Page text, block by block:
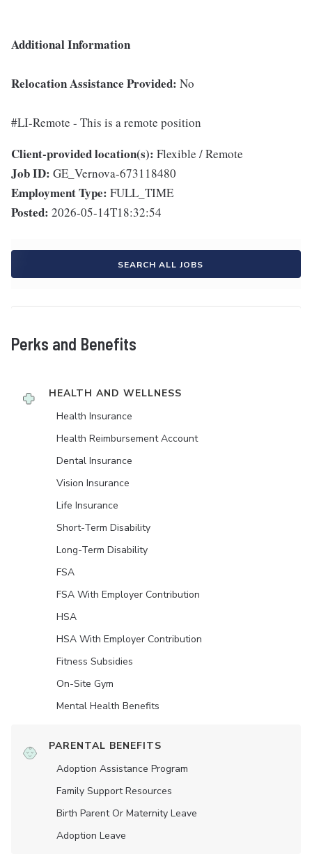
Additional Information
Relocation Assistance Provided: No
#LI-Remote - This is a remote position
Client-provided location(s): Flexible / Remote
Job ID: GE_Vernova-673118480
Employment Type: FULL_TIME
Posted: 2026-05-14T18:32:54
SEARCH ALL JOBS
Perks and Benefits
HEALTH AND WELLNESS
Health Insurance
Health Reimbursement Account
Dental Insurance
Vision Insurance
Life Insurance
Short-Term Disability
Long-Term Disability
FSA
FSA With Employer Contribution
HSA
HSA With Employer Contribution
Fitness Subsidies
On-Site Gym
Mental Health Benefits
PARENTAL BENEFITS
Adoption Assistance Program
Family Support Resources
Birth Parent Or Maternity Leave
Adoption Leave